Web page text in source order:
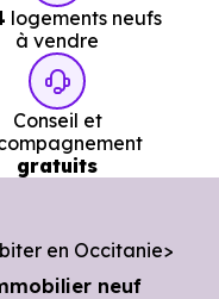
logements neufs
à vendre
Conseil et
gratuits
en Occitanie
neuf